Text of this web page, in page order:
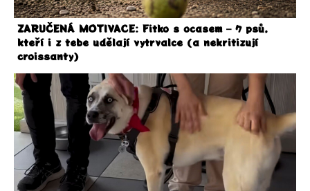
ZARUČENÁ MOTIVACE: Fitko s ocasem – 7 psů,
kteří i z tebe udělají vytrvalce (a nekritizují
croissanty)